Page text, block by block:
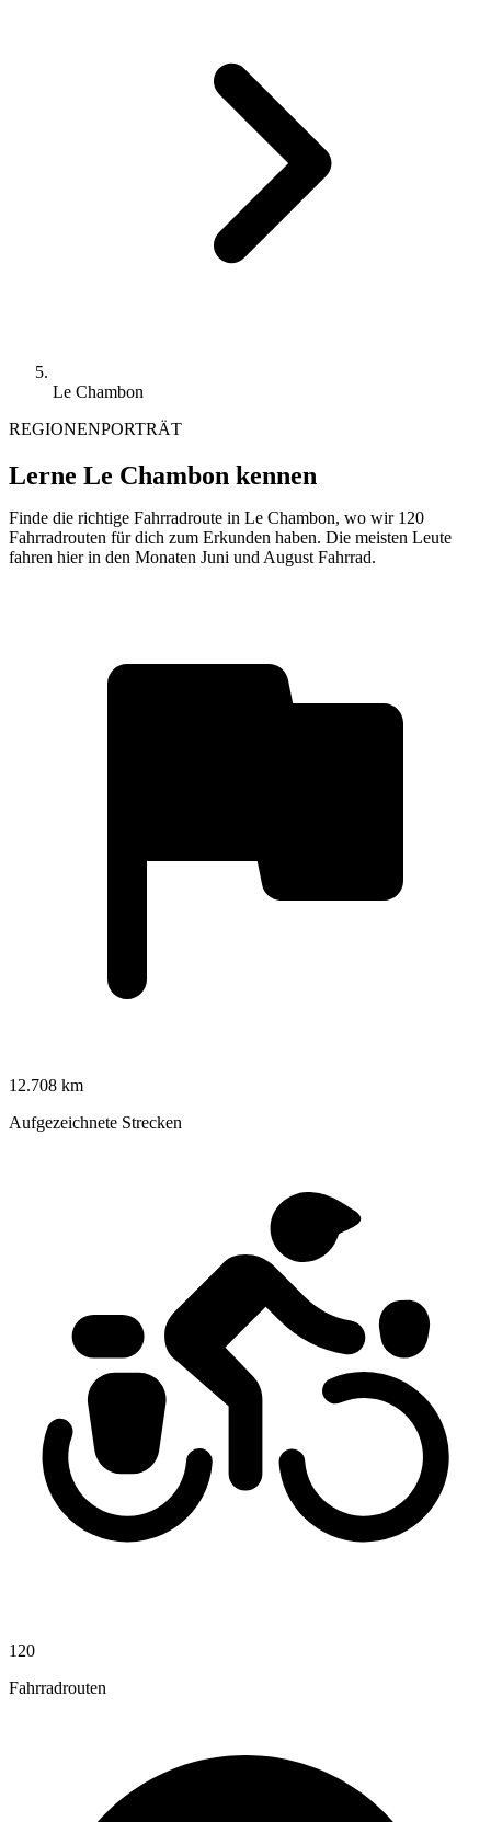
Le Chambon
REGIONENPORTRÄT
Lerne Le Chambon kennen
Finde die richtige Fahrradroute in Le Chambon, wo wir 120
Fahrradrouten für dich zum Erkunden haben. Die meisten Leute
fahren hier in den Monaten Juni und August Fahrrad.
12.708 km
Aufgezeichnete Strecken
120
Fahrradrouten